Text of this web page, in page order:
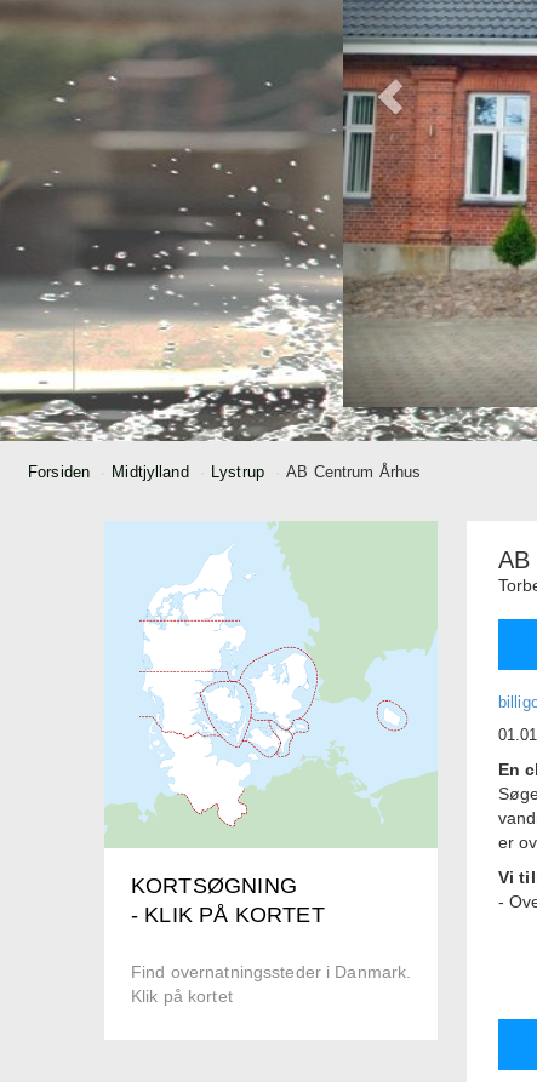
Forsiden Midtjylland Lystrup AB Centrum Århus
KORTSØGNING
- KLIK PÅ KORTET
Find overnatningssteder i Danmark.
Klik på kortet
AB
En
er
Vi
-
-
op
-